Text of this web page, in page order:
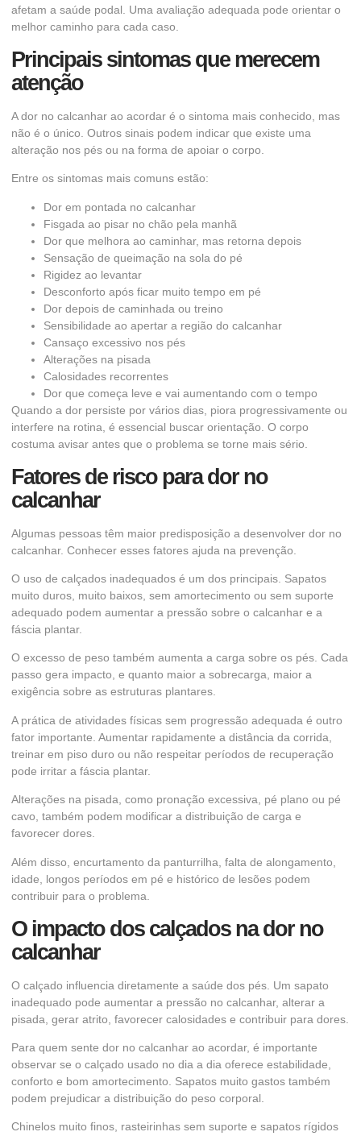
afetam a saúde podal. Uma avaliação adequada pode orientar o
melhor caminho para cada caso.
Principais sintomas que merecem
atenção
A dor no calcanhar ao acordar é o sintoma mais conhecido, mas
não é o único. Outros sinais podem indicar que existe uma
alteração nos pés ou na forma de apoiar o corpo.
Entre os sintomas mais comuns estão:
Dor em pontada no calcanhar
Fisgada ao pisar no chão pela manhã
Dor que melhora ao caminhar, mas retorna depois
Sensação de queimação na sola do pé
Rigidez ao levantar
Desconforto após ficar muito tempo em pé
Dor depois de caminhada ou treino
Sensibilidade ao apertar a região do calcanhar
Cansaço excessivo nos pés
Alterações na pisada
Calosidades recorrentes
Dor que começa leve e vai aumentando com o tempo
Quando a dor persiste por vários dias, piora progressivamente ou
interfere na rotina, é essencial buscar orientação. O corpo
costuma avisar antes que o problema se torne mais sério.
Fatores de risco para dor no
calcanhar
Algumas pessoas têm maior predisposição a desenvolver dor no
calcanhar. Conhecer esses fatores ajuda na prevenção.
O uso de calçados inadequados é um dos principais. Sapatos
muito duros, muito baixos, sem amortecimento ou sem suporte
adequado podem aumentar a pressão sobre o calcanhar e a
fáscia plantar.
O excesso de peso também aumenta a carga sobre os pés. Cada
passo gera impacto, e quanto maior a sobrecarga, maior a
exigência sobre as estruturas plantares.
A prática de atividades físicas sem progressão adequada é outro
fator importante. Aumentar rapidamente a distância da corrida,
treinar em piso duro ou não respeitar períodos de recuperação
pode irritar a fáscia plantar.
Alterações na pisada, como pronação excessiva, pé plano ou pé
cavo, também podem modificar a distribuição de carga e
favorecer dores.
Além disso, encurtamento da panturrilha, falta de alongamento,
idade, longos períodos em pé e histórico de lesões podem
contribuir para o problema.
O impacto dos calçados na dor no
calcanhar
O calçado influencia diretamente a saúde dos pés. Um sapato
inadequado pode aumentar a pressão no calcanhar, alterar a
pisada, gerar atrito, favorecer calosidades e contribuir para dores.
Para quem sente dor no calcanhar ao acordar, é importante
observar se o calçado usado no dia a dia oferece estabilidade,
conforto e bom amortecimento. Sapatos muito gastos também
podem prejudicar a distribuição do peso corporal.
Chinelos muito finos, rasteirinhas sem suporte e sapatos rígidos